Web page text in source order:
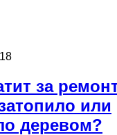
за
или
деревом?